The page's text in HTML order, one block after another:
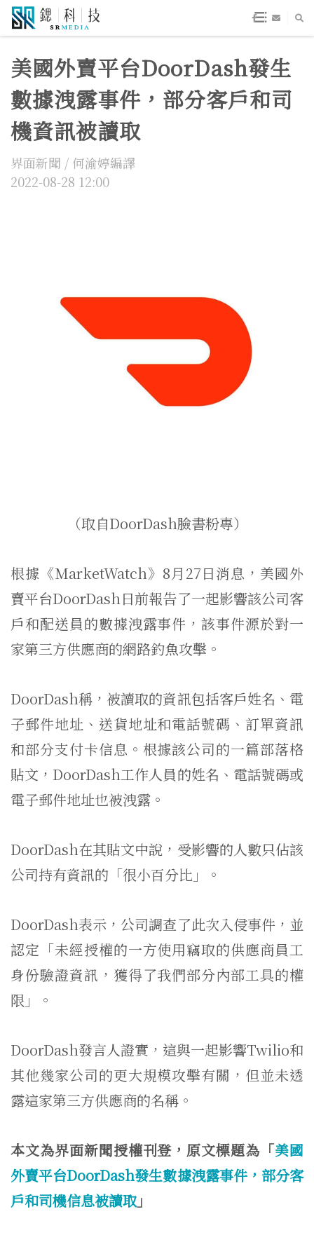
美國外賣平台DoorDash發生
數據洩露事件，部分客戶和司
機資訊被讀取
界面新聞 / 何渝婷編譯
2022-08-28 12:00
（取自DoorDash臉書粉專）
根據《MarketWatch》8月27日消息，美國外
賣平台DoorDash日前報告了一起影響該公司客
戶和配送員的數據洩露事件，該事件源於對一
家第三方供應商的網路釣魚攻擊。
DoorDash稱，被讀取的資訊包括客戶姓名、電
子郵件地址、送貨地址和電話號碼、訂單資訊
和部分支付卡信息。根據該公司的一篇部落格
貼文，DoorDash工作人員的姓名、電話號碼或
電子郵件地址也被洩露。
DoorDash在其貼文中說，受影響的人數只佔該
公司持有資訊的「很小百分比」。
DoorDash表示，公司調查了此次入侵事件，並
認定「未經授權的一方使用竊取的供應商員工
身份驗證資訊，獲得了我們部分內部工具的權
限」。
DoorDash發言人證實，這與一起影響Twilio和
其他幾家公司的更大規模攻擊有關，但並未透
露這家第三方供應商的名稱。
本文為界面新聞授權刊登，原文標題為「美國
外賣平台DoorDash發生數據洩露事件，部分客
戶和司機信息被讀取」